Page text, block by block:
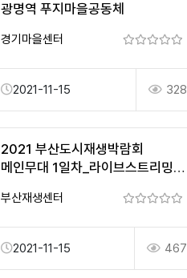
광명역 푸지마을공동체
경기마을센터
2021-11-15 328
2021 부산도시재생박람회
메인무대 1일차_라이브스트리밍
부산재생센터
2021-11-15 467